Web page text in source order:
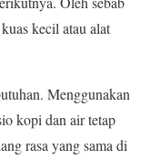
kecil atau alat
Menggunakan
kopi dan air tetap
rasa yang sama di